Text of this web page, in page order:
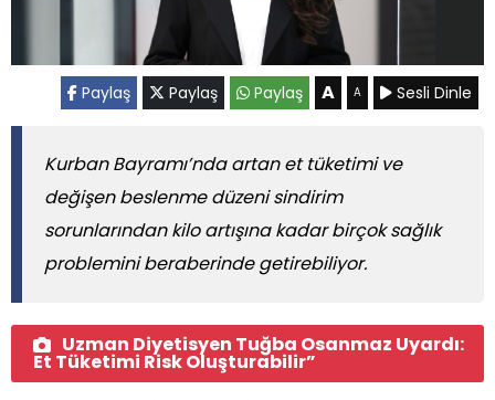
Paylaş Paylaş Paylaş A A Sesli Dinle
Kurban Bayramı’nda artan et tüketimi ve
değişen beslenme düzeni sindirim
sorunlarından kilo artışına kadar birçok sağlık
problemini beraberinde getirebiliyor.
Uzman Diyetisyen Tuğba Osanmaz Uyardı:
Et Tüketimi Risk Oluşturabilir”